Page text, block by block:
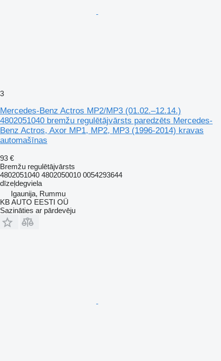
3
Mercedes-Benz Actros MP2/MP3 (01.02.–12.14.)
4802051040 bremžu regulētājvārsts paredzēts Mercedes-
Benz Actros, Axor MP1, MP2, MP3 (1996-2014) kravas
automašīnas
93 €
Bremžu regulētājvārsts
4802051040 4802050010 0054293644
dīzeļdegviela
Igaunija, Rummu
KB AUTO EESTI OÜ
Sazināties ar pārdevēju